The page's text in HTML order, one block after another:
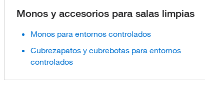
Monos y accesorios para salas limpias
Monos para entornos controlados
Cubrezapatos y cubrebotas para entornos
controlados